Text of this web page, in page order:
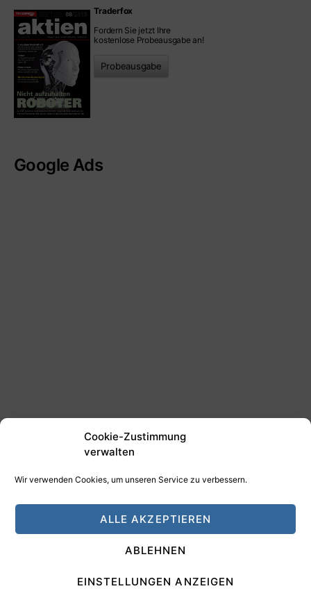
Cookie-Zustimmung
verwalten
Wir verwenden Cookies, um unseren Service zu verbessern.
ALLE AKZEPTIEREN
ABLEHNEN
EINSTELLUNGEN ANZEIGEN
Traderfox
Fordern Sie jetzt Ihre
kostenlose Probeausgabe an!
Probeausgabe
Google Ads
HAMANN DESIGN - Digitale Medien
Impressum Datenschutz